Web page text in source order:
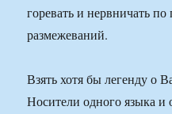
горевать и нервничать
размежеваний.
Взять хотя бы легенду о
Носители одного языка и